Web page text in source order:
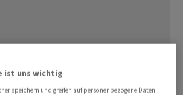
ist uns wichtig
speichern und greifen auf personenbezogene Daten